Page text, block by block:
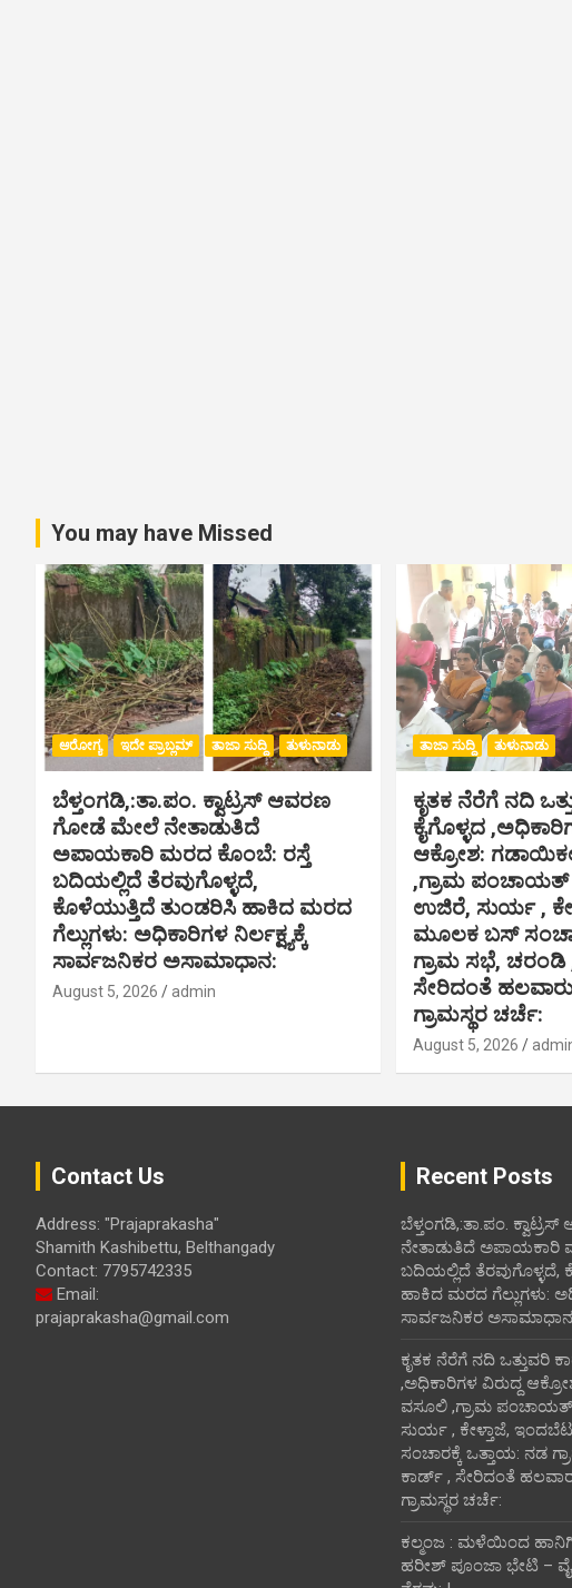
You may have Missed
ಆರೋಗ್ಯ ಇದೇ ಪ್ರಾಬ್ಲಮ್ ತಾಜಾ ಸುದ್ದಿ ತುಳುನಾಡು
ಬೆಳ್ತಂಗಡಿ,:ತಾ.ಪಂ‌. ಕ್ವಾಟ್ರಸ್ ಆವರಣ
ಗೋಡೆ ಮೇಲೆ ನೇತಾಡುತಿದೆ
ಅಪಾಯಕಾರಿ ಮರದ ಕೊಂಬೆ: ರಸ್ತೆ
ಬದಿಯಲ್ಲಿದೆ ತೆರವುಗೊಳ್ಳದೆ,
ಕೊಳೆಯುತ್ತಿದೆ ತುಂಡರಿಸಿ ಹಾಕಿದ ಮರದ
ಗೆಲ್ಲುಗಳು: ಅಧಿಕಾರಿಗಳ ನಿರ್ಲಕ್ಷ್ಯಕ್ಕೆ
ಸಾರ್ವಜನಿಕರ ಅಸಾಮಾಧಾನ:
August 5, 2026 admin
ತಾಜಾ ಸುದ್ದಿ ತುಳುನಾಡು
ಕೃತಕ ನೆರೆಗೆ ನದಿ
ಕೈಗೊಳ್ಳದ
ಆಕ್ರೋಶ:
,ಗ್ರಾಮ ಪಂಚಾಯತ್
ಉಜಿರೆ, ಸುರ್ಯ ,
ಮೂಲಕ ಬಸ್
ಗ್ರಾಮ ಸಭೆ, ಚರಂಡಿ
ಸೇರಿದಂತೆ
ಗ್ರಾಮಸ್ಥರ ಚರ್ಚೆ:
August 5, 2026
Contact Us
Address: "Prajaprakasha"
Shamith Kashibettu, Belthangady
Contact: 7795742335
Email:
prajaprakasha@gmail.com
Recent Posts
ಬೆಳ್ತಂಗಡಿ,:ತಾ.ಪಂ‌.
ನೇತಾಡುತಿದೆ ಅಪಾಯಕಾರಿ
ಬದಿಯಲ್ಲಿದೆ ತೆರವುಗೊಳ್ಳದೆ,
ಹಾಕಿದ ಮರದ ಗೆಲ್ಲುಗಳು:
ಸಾರ್ವಜನಿಕರ
ಕೃತಕ ನೆರೆಗೆ ನದಿ ಒತ್ತುವರಿ
,ಅಧಿಕಾರಿಗಳ ವಿರುದ್ದ
ವಸೂಲಿ ,ಗ್ರಾಮ
ಸುರ್ಯ , ಕೇಳ್ತಾಜೆ,
ಸಂಚಾರಕ್ಕೆ ಒತ್ತಾಯ: ನಡ
ಕಾರ್ಡ್ , ಸೇರಿದಂತೆ
ಗ್ರಾಮಸ್ಥರ ಚರ್ಚೆ:
ಕಲ್ಮಂಜ : ಮಳೆಯಿಂದ
ಹರೀಶ್ ಪೂಂಜಾ ಭೇಟಿ –